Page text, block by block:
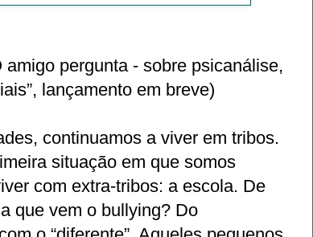
amigo pergunta - sobre psicanálise,
lançamento em breve)
continuamos a viver em tribos.
situação em que somos
com extra-tribos: a escola. De
que vem o bullying? Do